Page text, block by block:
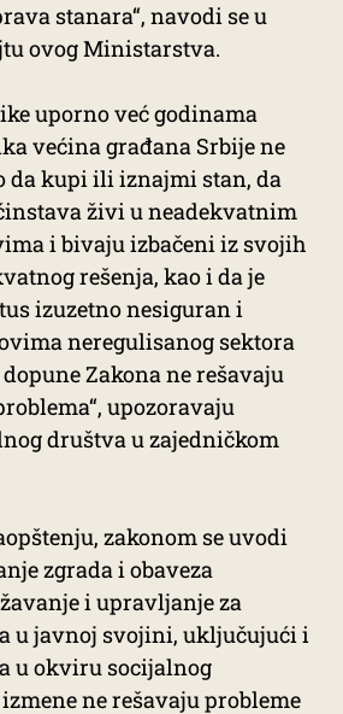
stanara“, navodi se u
ovog Ministarstva.
uporno već godinama
većina građana Srbije ne
da kupi ili iznajmi stan, da
živi u neadekvatnim
i bivaju izbačeni iz svojih
rešenja, kao i da je
izuzetno nesiguran i
neregulisanog sektora
Zakona ne rešavaju
upozoravaju
društva u zajedničkom
zakonom se uvodi
zgrada i obaveza
i upravljanje za
u javnoj svojini, uključujući i
u okviru socijalnog
ne rešavaju probleme